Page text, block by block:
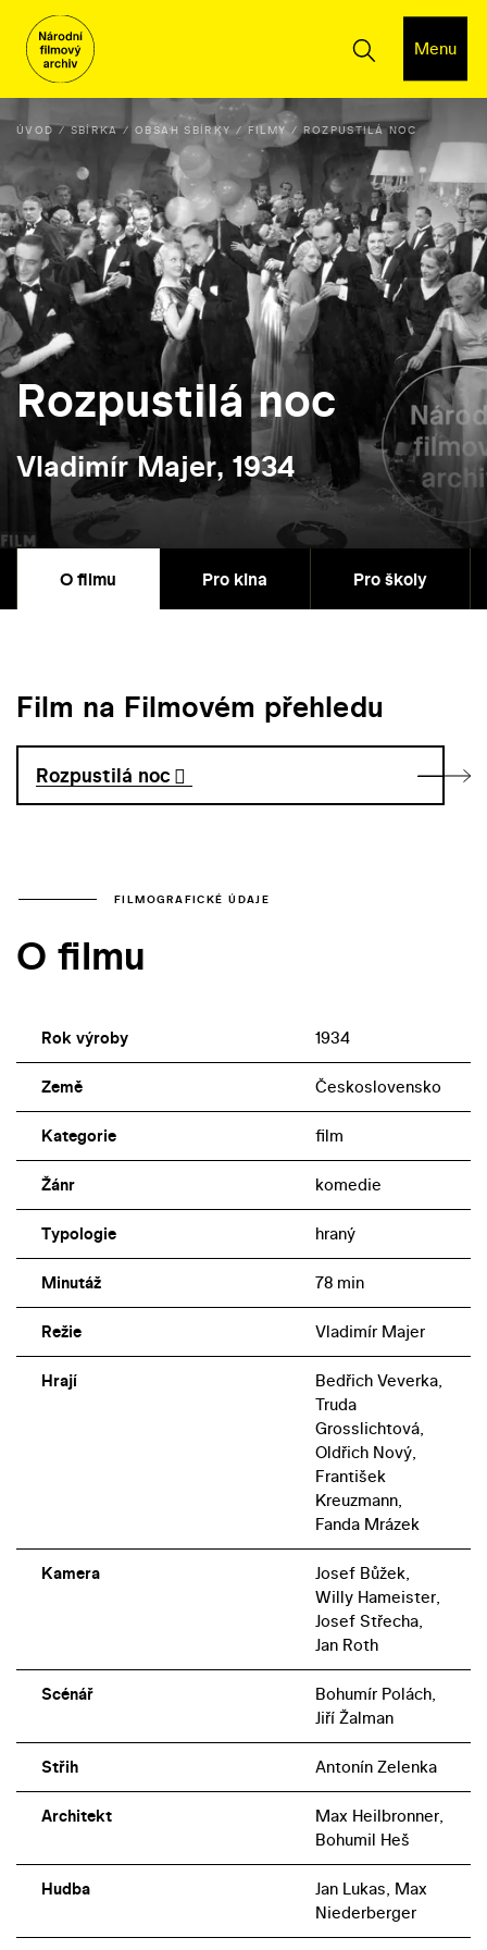
Menu
ÚVOD SBÍRKA OBSAH SBÍRKY FILMY ROZPUSTILÁ NOC
Rozpustilá noc
Vladimír Majer, 1934
O filmu Pro kina Pro školy
Film na Filmovém přehledu
Rozpustilá noc
FILMOGRAFICKÉ ÚDAJE
O filmu
Rok výroby 1934
Země Československo
Kategorie film
Žánr komedie
Typologie hraný
Minutáž 78 min
Režie Vladimír Majer
Hrají
Bedřich Veverka,
Truda
Grosslichtová,
Oldřich Nový,
František
Kreuzmann,
Fanda Mrázek
Kamera
Josef Bůžek,
Willy Hameister,
Josef Střecha,
Jan Roth
Scénář
Bohumír Polách,
Jiří Žalman
Střih Antonín Zelenka
Architekt
Max Heilbronner,
Bohumil Heš
Hudba
Jan Lukas, Max
Niederberger